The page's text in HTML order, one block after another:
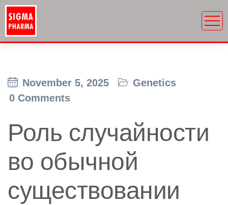
November 5, 2025
Genetics
0 Comments
Роль случайности
во обычной
существовании